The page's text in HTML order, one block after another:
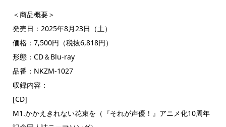
＜商品概要＞
発売日：2025年8月23日（土）
価格：7,500円（税抜6,818円）
形態：CD＆Blu-ray
品番：NKZM-1027
収録内容：
[CD]
M1.かかえきれない花束を（『それが声優！』アニメ化10周年